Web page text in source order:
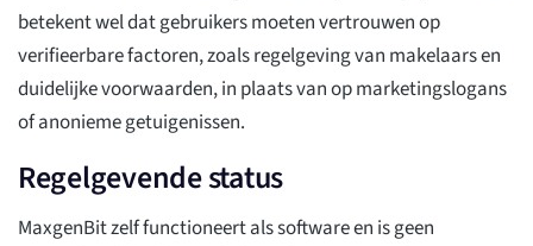
betekent wel dat gebruikers moeten vertrouwen op
verifieerbare factoren, zoals regelgeving van makelaars en
duidelijke voorwaarden, in plaats van op marketingslogans
of anonieme getuigenissen.
Regelgevende status
MaxgenBit zelf functioneert als software en is geen